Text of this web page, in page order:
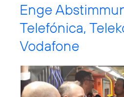
Enge
Telefónica,
Vodafone